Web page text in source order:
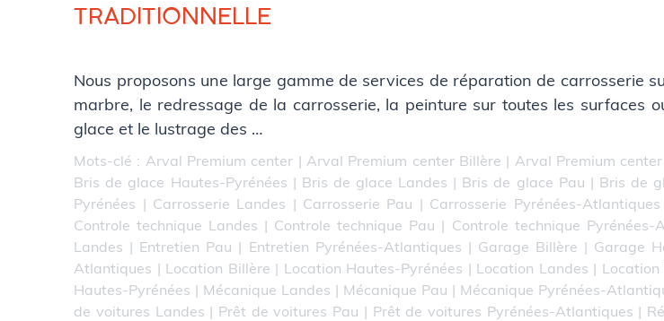
TRADITIONNELLE
Nous proposons une large gamme de services de réparation de carrosserie
marbre, le redressage de la carrosserie, la peinture sur toutes les surfaces
glace et le lustrage des …
Mots-clé : Arval Premium center | Arval Premium center Billère | Arval Premium
Bris de glace Hautes-Pyrénées | Bris de glace Landes | Bris de glace Pau | Bris de
Pyrénées | Carrosserie Landes | Carrosserie Pau | Carrosserie Pyrénées-Atlantiques
Controle technique Landes | Controle technique Pau | Controle technique Pyrénées-
Landes | Entretien Pau | Entretien Pyrénées-Atlantiques | Garage Billère | Garage
Atlantiques | Location Billère | Location Hautes-Pyrénées | Location Landes | Location
Hautes-Pyrénées | Mécanique Landes | Mécanique Pau | Mécanique Pyrénées-
de voitures Landes | Prêt de voitures Pau | Prêt de voitures Pyrénées-Atlantiques |